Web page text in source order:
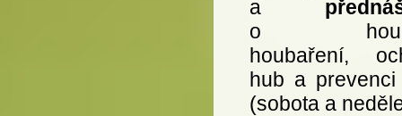
a
o
houbaření,
hub a prevenci
(sobota a